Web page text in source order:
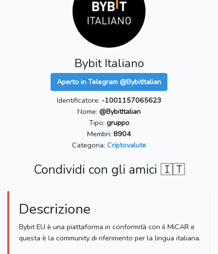
Bybit Italiano
Aperto in Telegram @BybitItalian
Identificatore: -1001157065623
Nome: @BybitItalian
Tipo: gruppo
Membri: 8904
Categoria: Criptovalute
Condividi con gli amici 🇮🇹
Descrizione
Bybit EU è una piattaforma in conformità con il MiCAR e
questa è la community di riferimento per la lingua italiana.